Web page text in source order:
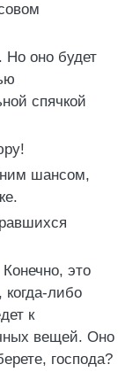
оно будет
спячкой
шансом,
это
либо
к
вещей. Оно
господа?